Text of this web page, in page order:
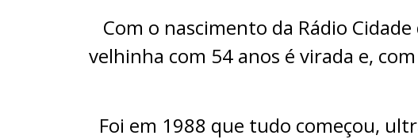
Com o nascimento da Rádio
velhinha com 54 anos é virada e,
Foi em 1988 que tudo começou,